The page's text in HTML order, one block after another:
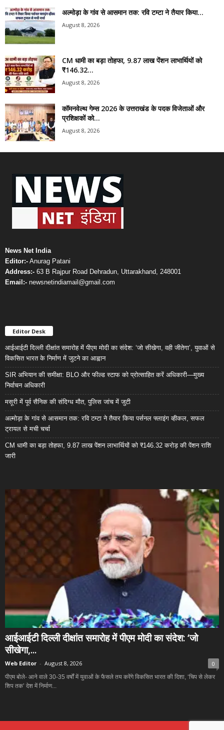
अल्मोड़ा के गांव से आसमान तक: रवि टम्टा ने तैयार किया...
August 8, 2026
CM धामी का बड़ा तोहफा, 9.87 लाख पेंशन लाभार्थियों को
₹146.32...
August 8, 2026
कॉमनवेल्थ गेम्स 2026 के उत्तराखंड के पदक विजेताओं और
प्रशिक्षकों को...
August 8, 2026
News Net India
Editor:- Anurag Patani
Address:- 63 B Rajpur Road Dehradun, Uttarakhand, 248001
Email:- newsnetindiamail@gmail.com
Editor Desk
आईआईटी दिल्ली दीक्षांत समारोह में पीएम मोदी का संदेश: ‘जो सीखेगा, वही जीतेगा’, युवाओं से
विकसित भारत के निर्माण में जुटने का आह्वान
SIR अभियान की समीक्षा: BLO और फील्ड स्टाफ को प्रोत्साहित करें अधिकारी—मुख्य
निर्वाचन अधिकारी
मसूरी में पूर्व सैनिक की संदिग्ध मौत, पुलिस जांच में जुटी
अल्मोड़ा के गांव से आसमान तक: रवि टम्टा ने तैयार किया पर्सनल फ्लाइंग व्हीकल, सफल
ट्रायल से मची चर्चा
CM धामी का बड़ा तोहफा, 9.87 लाख पेंशन लाभार्थियों को ₹146.32 करोड़ की पेंशन राशि
जारी
आईआईटी दिल्ली दीक्षांत समारोह में पीएम मोदी का संदेश: ‘जो
सीखेगा,...
Web Editor - August 8, 2026 0
पीएम बोले- आने वाले 30-35 वर्षों में युवाओं के फैसले तय करेंगे विकसित भारत की दिशा, ‘चिप से लेकर
शिप तक’ देश में निर्माण...